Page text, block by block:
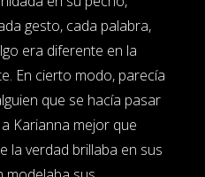
gesto, cada palabra,
era diferente en la
En cierto modo, parecía
que se hacía pasar
Karianna mejor que
la verdad brillaba en sus